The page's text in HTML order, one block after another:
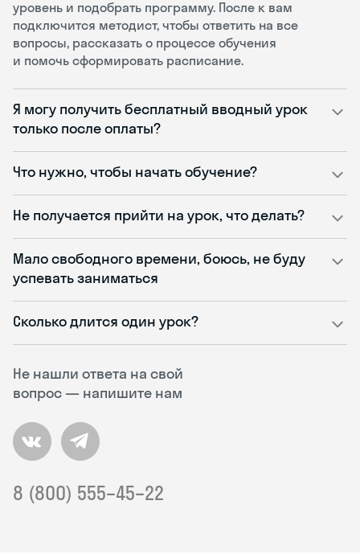
Не нашли ответа на свой
вопрос — напишите нам
8 (800) 555–45–22
уровень и подобрать программу. После к вам
подключится методист, чтобы ответить на все
вопросы, рассказать о процессе обучения
и помочь сформировать расписание.
Я могу получить бесплатный вводный урок
только после оплаты?
Что нужно, чтобы начать обучение?
Не получается прийти на урок, что делать?
Мало свободного времени, боюсь, не буду
успевать заниматься
Сколько длится один урок?